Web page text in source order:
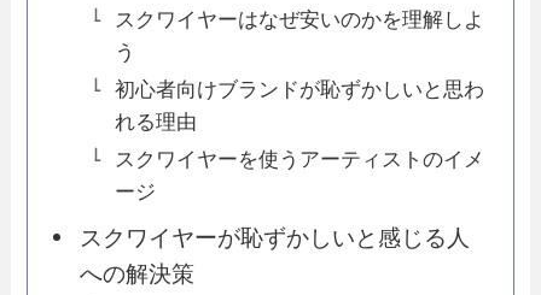
スクワイヤーはなぜ安いのかを理解しよ
う
初心者向けブランドが恥ずかしいと思わ
れる理由
スクワイヤーを使うアーティストのイメ
ージ
スクワイヤーが恥ずかしいと感じる人
への解決策